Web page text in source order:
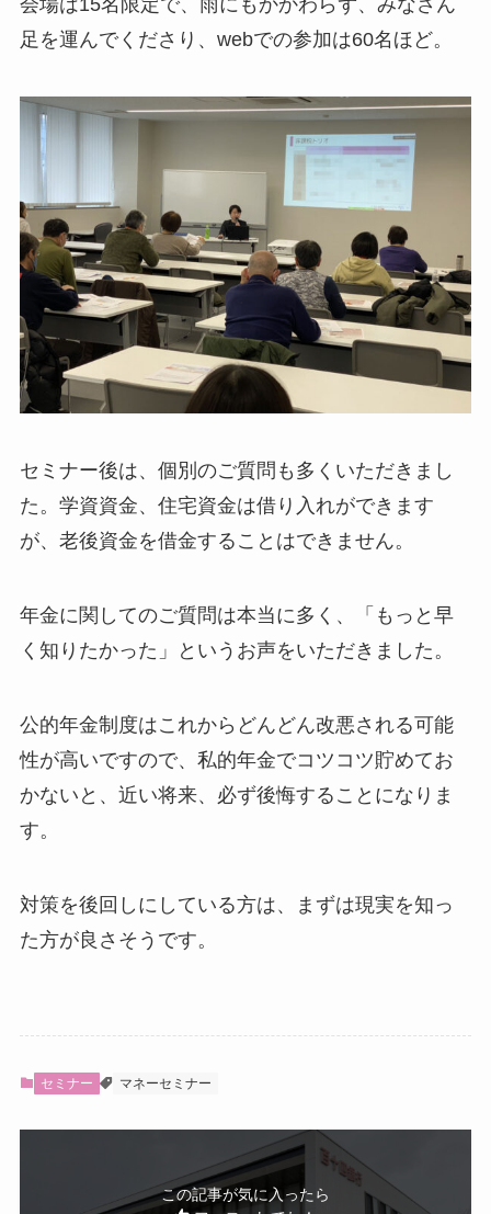
会場は15名限定で、雨にもかかわらず、みなさん
足を運んでくださり、webでの参加は60名ほど。
セミナー後は、個別のご質問も多くいただきまし
た。学資資金、住宅資金は借り入れができます
が、老後資金を借金することはできません。
年金に関してのご質問は本当に多く、「もっと早
く知りたかった」というお声をいただきました。
公的年金制度はこれからどんどん改悪される可能
性が高いですので、私的年金でコツコツ貯めてお
かないと、近い将来、必ず後悔することになりま
す。
対策を後回しにしている方は、まずは現実を知っ
た方が良さそうです。
セミナー マネーセミナー
この記事が気に入ったら